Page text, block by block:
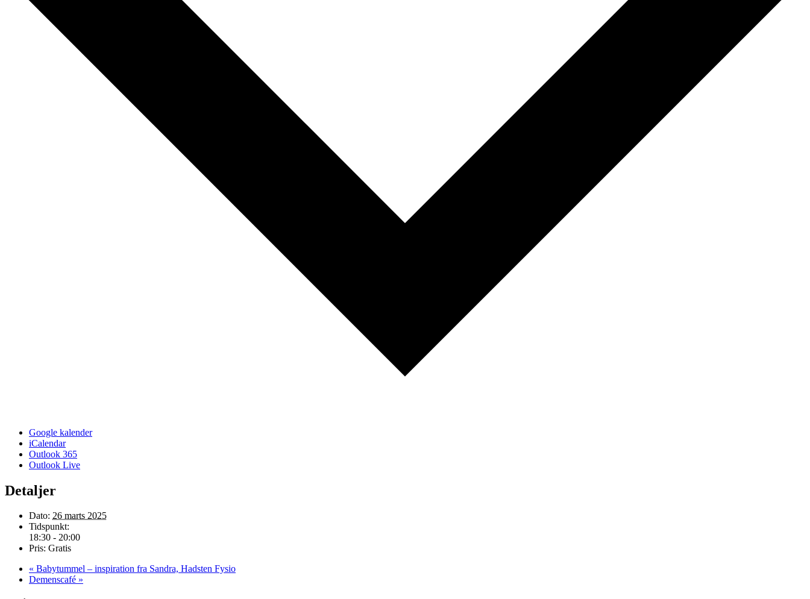
Google kalender
iCalendar
Outlook 365
Outlook Live
Detaljer
Dato: 26 marts 2025
Tidspunkt:
18:30 - 20:00
Pris: Gratis
« Babytummel – inspiration fra Sandra, Hadsten Fysio
Demenscafé »